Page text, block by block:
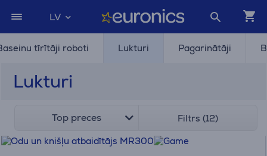
LV
tīrītāji roboti Lukturi Pagarinātāji
Lukturi
Top preces Filtrs (12)